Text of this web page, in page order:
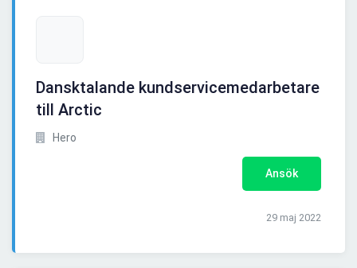
Dansktalande kundservicemedarbetare
till Arctic
Hero
Ansök
29 maj 2022